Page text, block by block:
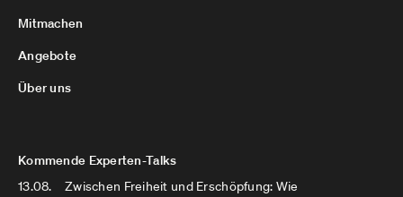
Mitmachen
Angebote
Über uns
Kommende Experten-Talks
13.08.
Zwischen Freiheit und Erschöpfung: Wie